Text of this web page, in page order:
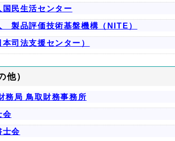
民生活センター
製品評価技術基盤機構（NITE）
司法支援センター）
他）
務局 鳥取財務事務所
会
士会